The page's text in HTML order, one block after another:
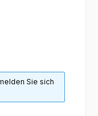
Sie sich